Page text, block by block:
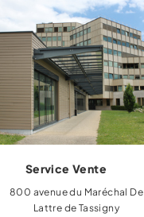
Service Vente
800 avenue du Maréchal De
Lattre de Tassigny